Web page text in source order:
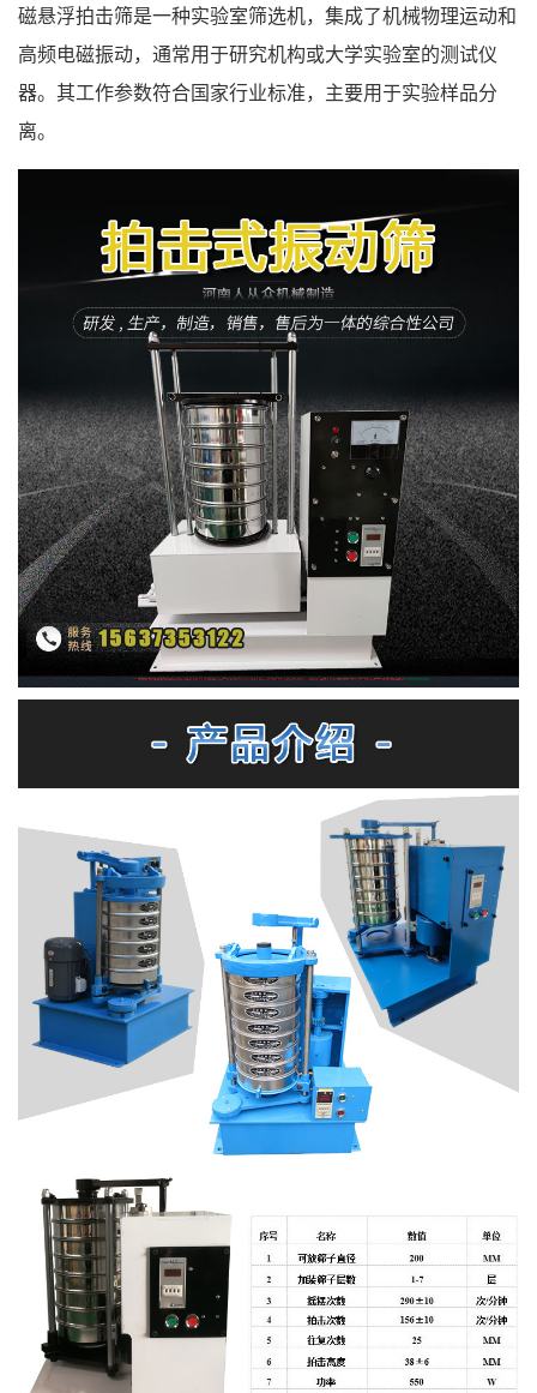
磁悬浮拍击筛是一种实验室筛选机，集成了机械物理运动和
高频电磁振动，通常用于研究机构或大学实验室的测试仪
器。其工作参数符合国家行业标准，主要用于实验样品分
离。